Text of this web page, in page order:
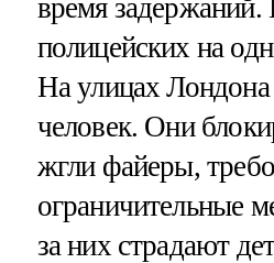
время задержаний.
полицейских на
На улицах
человек. Они
жгли файеры,
ограничительные
за них страдают